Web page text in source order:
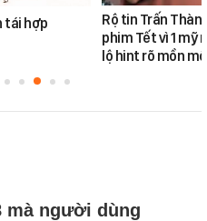
tái hợp
Rộ tin Trấn
phim Tết vì 1 mỹ
lộ hint rõ mồn
mà người dùng